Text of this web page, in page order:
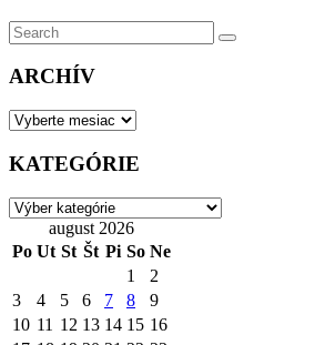
Search
for:
Search
ARCHÍV
ARCHÍV
KATEGÓRIE
KATEGÓRIE
august 2026
Po Ut St Št Pi So Ne
1
2
3
4 5 6 7 8
9
10 11 12 13 14 15 16